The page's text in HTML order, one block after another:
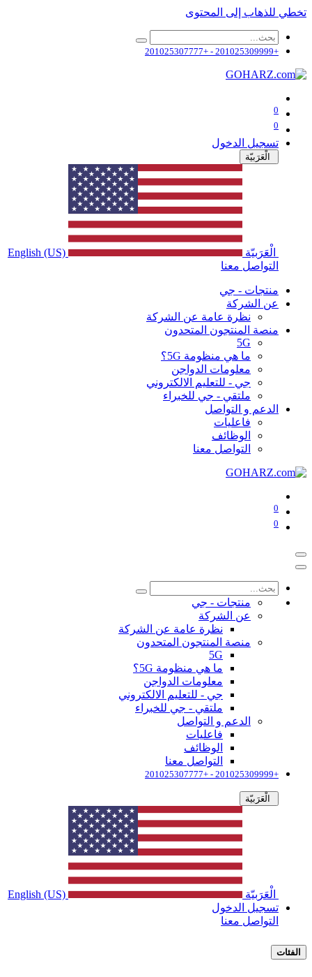
تخطي للذهاب إلى المحتوى
+201025309999 - +201025307777
0
0
تسجيل الدخول
الْعَرَبيّة
الْعَرَبيّة
English (US)
التواصل معنا
منتجات - جي
عن الشركة
نظرة عامة عن الشركة
منصة المنتجون المتحدون
5G
ما هي منظومة 5G؟
معلومات الدواجن
جي - للتعليم الالكتروني
ملتقي - جي للخبراء
الدعم و التواصل
فاعليات
الوظائف
التواصل معنا
0
0
منتجات - جي
عن الشركة
نظرة عامة عن الشركة
منصة المنتجون المتحدون
5G
ما هي منظومة 5G؟
معلومات الدواجن
جي - للتعليم الالكتروني
ملتقي - جي للخبراء
الدعم و التواصل
فاعليات
الوظائف
التواصل معنا
+201025309999 - +201025307777
الْعَرَبيّة
الْعَرَبيّة
English (US)
تسجيل الدخول
التواصل معنا
الفئات